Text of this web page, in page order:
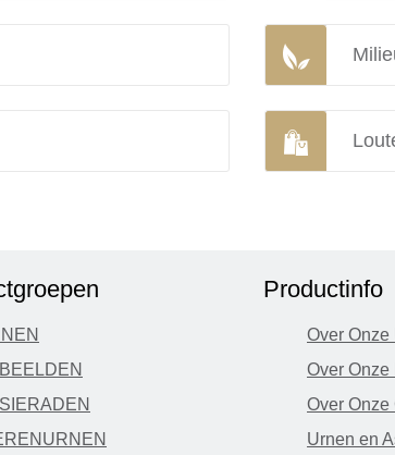
Productinfo
Over Onze
Over Onze
Over Onze
Urnen en